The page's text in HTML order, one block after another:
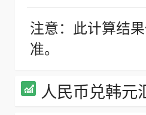
注意：此计算结
准。
人民币兑韩元